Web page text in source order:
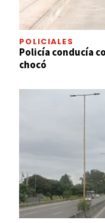
POLICIALES
Policía conducía
chocó